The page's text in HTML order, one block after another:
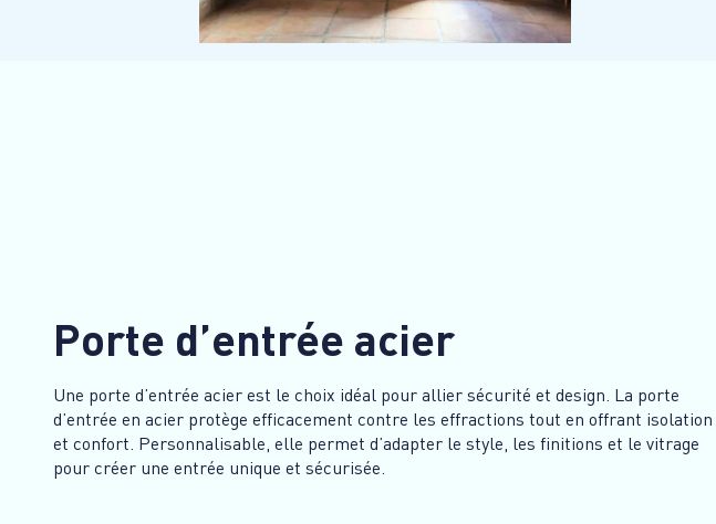
Porte d’entrée acier
Une porte d’entrée acier est le choix idéal pour allier sécurité et design. La porte
d’entrée en acier protège efficacement contre les effractions tout en offrant isolation
et confort. Personnalisable, elle permet d’adapter le style, les finitions et le vitrage
pour créer une entrée unique et sécurisée.